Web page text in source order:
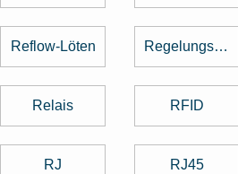
Reflow-Löten Regelungstechnik
Relais RFID
RJ RJ45